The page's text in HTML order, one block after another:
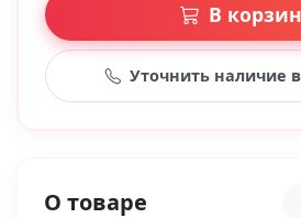
О товаре
В
Уточнить наличие